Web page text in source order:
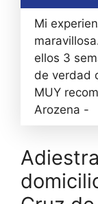
Mi
ellos 3
de verdad
MUY
Arozena -